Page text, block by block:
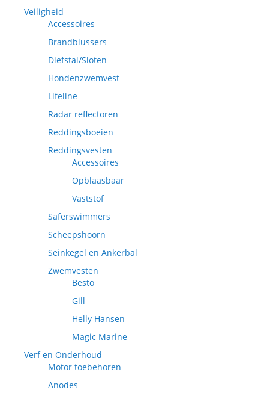
Veiligheid
Accessoires
Brandblussers
Diefstal/Sloten
Hondenzwemvest
Lifeline
Radar reflectoren
Reddingsboeien
Reddingsvesten
Accessoires
Opblaasbaar
Vaststof
Saferswimmers
Scheepshoorn
Seinkegel en Ankerbal
Zwemvesten
Besto
Gill
Helly Hansen
Magic Marine
Verf en Onderhoud
Motor toebehoren
Anodes